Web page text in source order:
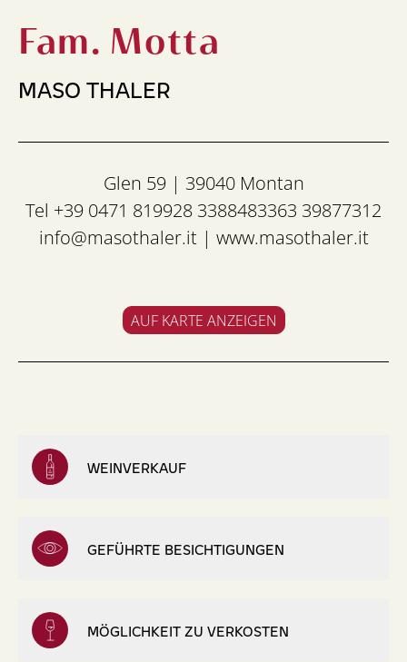
Fam. Motta
MASO THALER
Glen 59 | 39040 Montan
Tel +39 0471 819928 3388483363 39877312
info@masothaler.it| www.masothaler.it
AUF KARTE ANZEIGEN
WEINVERKAUF
GEFÜHRTE BESICHTIGUNGEN
MÖGLICHKEIT ZU VERKOSTEN